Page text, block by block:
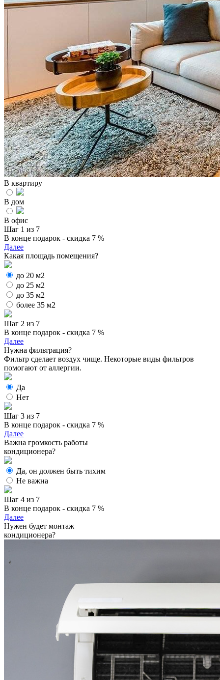
В квартиру
В дом
В офис
Шаг 1 из 7
В конце подарок - скидка 7 %
Далее
Какая площадь помещения?
до 20 м2
до 25 м2
до 35 м2
более 35 м2
Шаг 2 из 7
В конце подарок - скидка 7 %
Далее
Нужна фильтрация?
Фильтр сделает воздух чище. Некоторые виды фильтров
помогают от аллергии.
Да
Нет
Шаг 3 из 7
В конце подарок - скидка 7 %
Далее
Важна громкость работы
кондиционера?
Да, он должен быть тихим
Не важна
Шаг 4 из 7
В конце подарок - скидка 7 %
Далее
Нужен будет монтаж
кондиционера?